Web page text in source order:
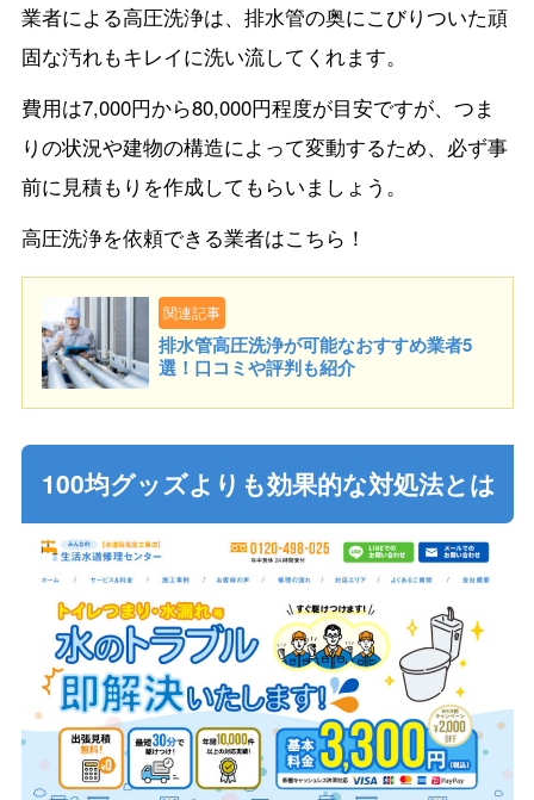
業者による高圧洗浄は、排水管の奥にこびりついた頑
固な汚れもキレイに洗い流してくれます。
費用は7,000円から80,000円程度が目安ですが、つま
りの状況や建物の構造によって変動するため、必ず事
前に見積もりを作成してもらいましょう。
高圧洗浄を依頼できる業者はこちら！
関連記事
排水管高圧洗浄が可能なおすすめ業者5
選！口コミや評判も紹介
100均グッズよりも効果的な対処法とは